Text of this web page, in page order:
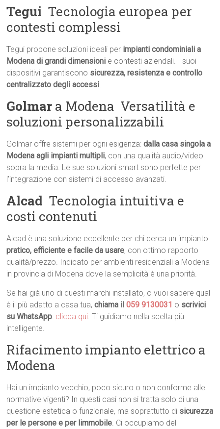
Tegui  Tecnologia europea per
contesti complessi
Tegui propone soluzioni ideali per impianti condominiali a
Modena di grandi dimensioni e contesti aziendali. I suoi
dispositivi garantiscono sicurezza, resistenza e controllo
centralizzato degli accessi.
Golmar a Modena  Versatilità e
soluzioni personalizzabili
Golmar offre sistemi per ogni esigenza:dalla casa singola a
Modena agli impianti multipli, con una qualità audio/video
sopra la media. Le sue soluzioni smart sono perfette per
l’integrazione con sistemi di accesso avanzati.
Alcad  Tecnologia intuitiva e
costi contenuti
Alcad è una soluzione eccellente per chi cerca un impianto
pratico, efficiente e facile da usare, con ottimo rapporto
qualità/prezzo. Indicato per ambienti residenziali a Modena
in provincia di Modena dove la semplicità è una priorità.
Se hai già uno di questi marchi installato, o vuoi sapere qual
è il più adatto a casa tua,chiama il059 9130031 o scrivici
su WhatsApp: clicca qui. Ti guidiamo nella scelta più
intelligente.
Rifacimento impianto elettrico a
Modena
Hai un impianto vecchio, poco sicuro o non conforme alle
normative vigenti? In questi casi non si tratta solo di una
questione estetica o funzionale, ma soprattutto di sicurezza
per le persone e per limmobile. Ci occupiamo del